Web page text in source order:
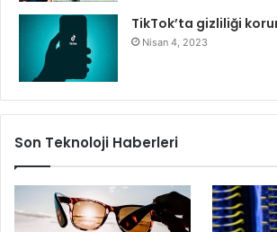
TikTok’ta gizliliği
Nisan 4, 2023
Son Teknoloji Haberleri